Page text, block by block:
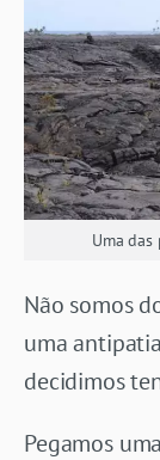
Uma
Não somos
uma
decidimos
Pegamos